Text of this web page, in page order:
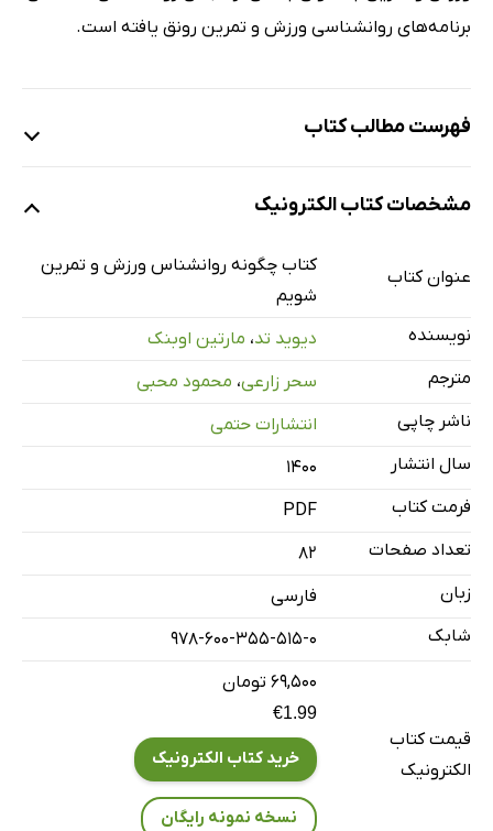
برنامه‌های روانشناسی ورزش و تمرین رونق یافته است.
فهرست مطالب کتاب
مقدمه‌ی مترجمان
فصل 2: روان‌شناس ورزش و تمرین چه ‌کاری انجام می‌ دهد؟
فصل 3: دانش‌آموخته‌ی رشته‌ی روان‌شناسی- گام بعدی
فصل 5: شروع فرایند
فصل 6: فرصت‌ های شغلی
مشخصات کتاب الکترونیک
عنوان کتاب
کتاب چگونه روانشناس ورزش و تمرین
شویم
نویسنده
دیوید تد، مارتین اوبنک
مترجم
سحر زارعی، محمود محبی
ناشر چاپی
انتشارات حتمی
سال انتشار
۱۴۰۰
فرمت کتاب
PDF
تعداد صفحات
82
زبان
فارسی
شابک
978-600-355-515-0
قیمت کتاب
الکترونیک
۶۹,۵۰۰ تومان
€1.99
خرید کتاب الکترونیک
نسخه نمونه رایگان